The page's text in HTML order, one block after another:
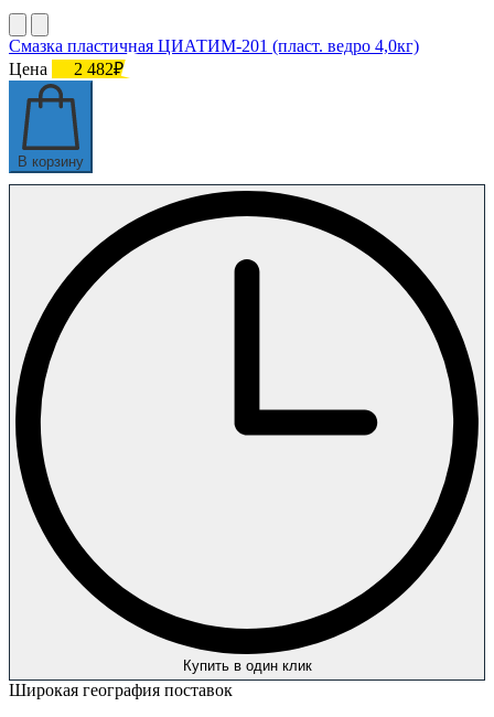
Смазка пластичная ЦИАТИМ-201 (пласт. ведро 4,0кг)
Цена
2 482₽
В корзину
Купить в один клик
Широкая география поставок